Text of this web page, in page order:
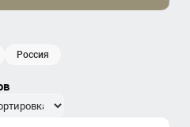
россия